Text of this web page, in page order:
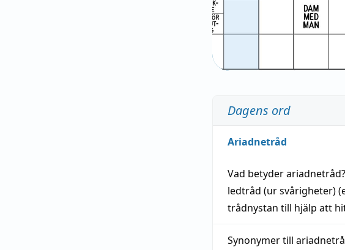
Dagens ord
Ariadnetråd
Vad betyderariadnetråd?
ledtråd (ur svårigheter)
trådnystan till hjälp att
Synonymer till